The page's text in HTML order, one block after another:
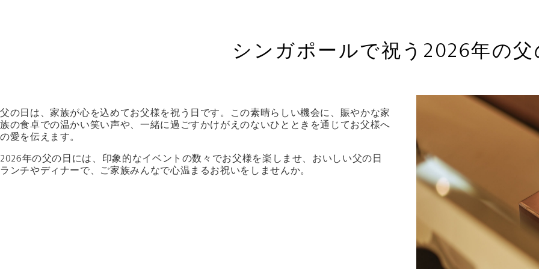
シンガポールで祝う2026年の父
父の日は、家族が心を込めてお父様を祝う日です。この素晴らしい機会に、賑やかな家
族の食卓での温かい笑い声や、一緒に過ごすかけがえのないひとときを通じてお父様へ
の愛を伝えます。
2026年の父の日には、印象的なイベントの数々でお父様を楽しませ、おいしい父の日
ランチやディナーで、ご家族みんなで心温まるお祝いをしませんか。